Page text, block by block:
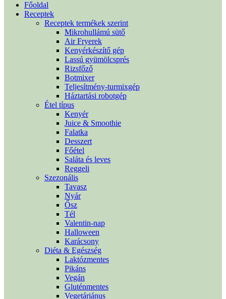
Főoldal
Receptek
Receptek termékek szerint
Mikrohullámú sütő
Air Fryerek
Kenyérkészítő gép
Lassú gyümölcsprés
Rizsfőző
Botmixer
Teljesítmény-turmixgép
Háztartási robotgép
Étel típus
Kenyér
Juice & Smoothie
Falatka
Desszert
Főétel
Saláta és leves
Reggeli
Szezonális
Tavasz
Nyár
Ősz
Tél
Valentin-nap
Halloween
Karácsony
Diéta & Egészség
Laktózmentes
Pikáns
Vegán
Gluténmentes
Vegetáriánus